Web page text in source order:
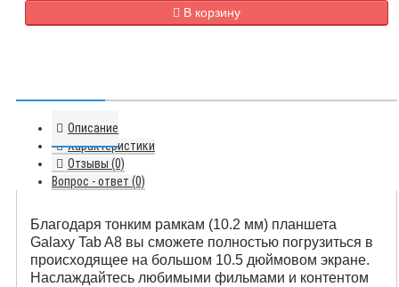
В корзину
Описание
Характеристики
Отзывы (0)
Вопрос - ответ (0)
Благодаря тонким рамкам (10.2 мм) планшета
Galaxy Tab A8 вы сможете полностью погрузиться в
происходящее на большом 10.5 дюймовом экране.
Наслаждайтесь любимыми фильмами и контентом